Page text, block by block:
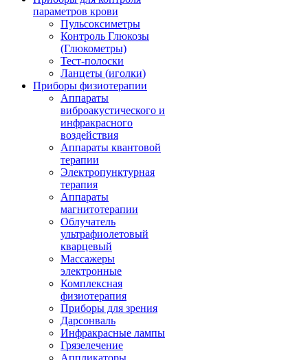
параметров крови
Пульсоксиметры
Контроль Глюкозы
(Глюкометры)
Тест-полоски
Ланцеты (иголки)
Приборы физиотерапии
Аппараты
виброакустического и
инфракрасного
воздействия
Аппараты квантовой
терапии
Электропунктурная
терапия
Аппараты
магнитотерапии
Облучатель
ультрафиолетовый
кварцевый
Массажеры
электронные
Комплексная
физиотерапия
Приборы для зрения
Дарсонваль
Инфракрасные лампы
Грязелечение
Аппликаторы